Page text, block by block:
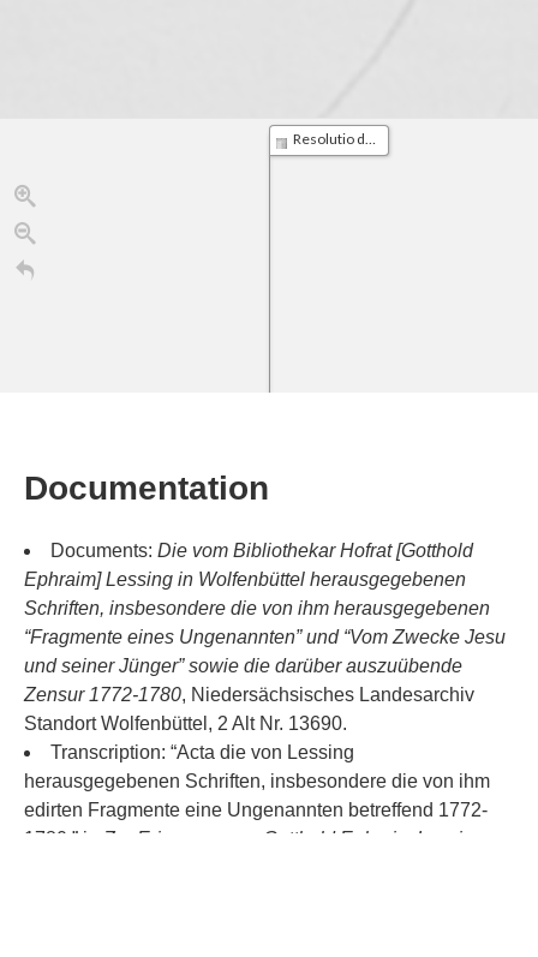
TimelineJS
Resolutio den Druck der Beyträge zur Litteratur etc. betreffend
1772
Oct. Dec. March May July
Documentation
Documents: Die vom Bibliothekar Hofrat [Gotthold
Ephraim] Lessing in Wolfenbüttel herausgegebenen
Schriften, insbesondere die von ihm herausgegebenen
“Fragmente eines Ungenannten” und “Vom Zwecke Jesu
und seiner Jünger” sowie die darüber auszuübende
Zensur 1772-1780, Niedersächsisches Landesarchiv
Standort Wolfenbüttel, 2 Alt Nr. 13690.
Transcription: “Acta die von Lessing
herausgegebenen Schriften, insbesondere die von ihm
edirten Fragmente eine Ungenannten betreffend 1772-
1780,” in
Zur Erinnerung an Gotthold Ephraim Lessing: